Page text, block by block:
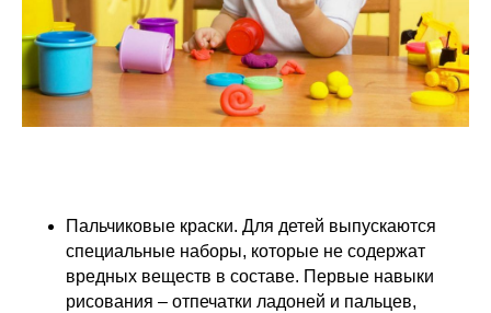
Пальчиковые краски. Для детей выпускаются
специальные наборы, которые не содержат
вредных веществ в составе. Первые навыки
рисования – отпечатки ладоней и пальцев,